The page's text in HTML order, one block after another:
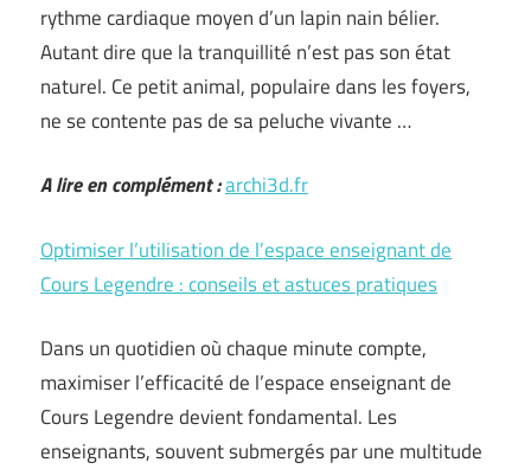
rythme cardiaque moyen d’un lapin nain bélier.
Autant dire que la tranquillité n’est pas son état
naturel. Ce petit animal, populaire dans les foyers,
ne se contente pas de sa peluche vivante …
A lire en complément :archi3d.fr
Optimiser l’utilisation de l’espace enseignant de
Cours Legendre : conseils et astuces pratiques
Dans un quotidien où chaque minute compte,
maximiser l’efficacité de l’espace enseignant de
Cours Legendre devient fondamental. Les
enseignants, souvent submergés par une multitude